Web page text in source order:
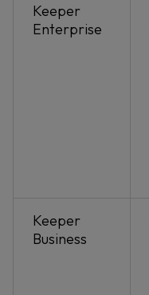
Keeper
Enterprise
Keeper
Business